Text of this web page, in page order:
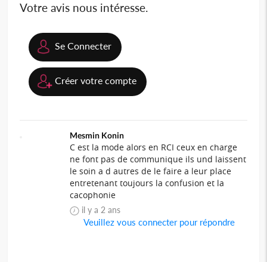
Votre avis nous intéresse.
Se Connecter
Créer votre compte
Mesmin Konin
C est la mode alors en RCI ceux en charge
ne font pas de communique ils und laissent
le soin a d autres de le faire a leur place
entretenant toujours la confusion et la
cacophonie
il y a 2 ans
Veuillez vous connecter pour répondre